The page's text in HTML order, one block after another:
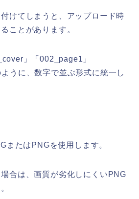
けてしまうと、アップロード時
ことがあります。
」「002_page1」
うに、数字で並ぶ形式に統一し
またはPNGを使用します。
合は、画質が劣化しにくいPNG